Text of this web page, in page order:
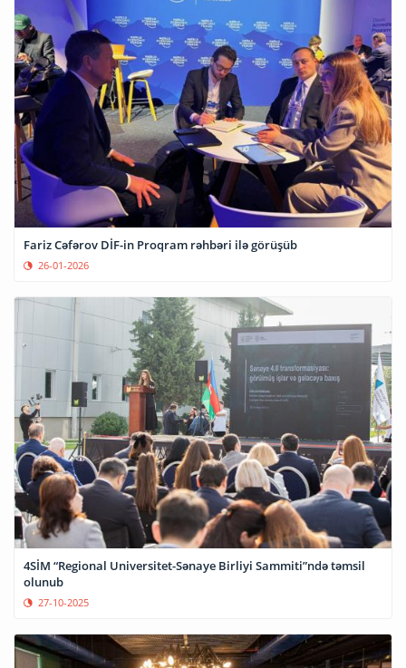
Fariz Cəfərov DİF-in Proqram rəhbəri ilə görüşüb
26-01-2026
4SİM “Regional Universitet-Sənaye Birliyi Sammiti”ndə təmsil
olunub
27-10-2025